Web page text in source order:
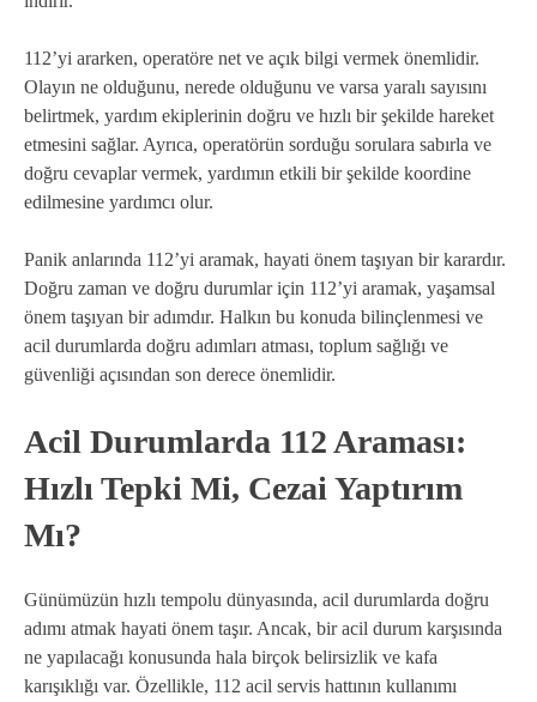
112’yi ararken, operatöre net ve açık bilgi vermek önemlidir.
Olayın ne olduğunu, nerede olduğunu ve varsa yaralı sayısını
belirtmek, yardım ekiplerinin doğru ve hızlı bir şekilde hareket
etmesini sağlar. Ayrıca, operatörün sorduğu sorulara sabırla ve
doğru cevaplar vermek, yardımın etkili bir şekilde koordine
edilmesine yardımcı olur.
Panik anlarında 112’yi aramak, hayati önem taşıyan bir karardır.
Doğru zaman ve doğru durumlar için 112’yi aramak, yaşamsal
önem taşıyan bir adımdır. Halkın bu konuda bilinçlenmesi ve
acil durumlarda doğru adımları atması, toplum sağlığı ve
güvenliği açısından son derece önemlidir.
Acil Durumlarda 112 Araması:
Hızlı Tepki Mi, Cezai Yaptırım
Mı?
Günümüzün hızlı tempolu dünyasında, acil durumlarda doğru
adımı atmak hayati önem taşır. Ancak, bir acil durum karşısında
ne yapılacağı konusunda hala birçok belirsizlik ve kafa
karışıklığı var. Özellikle, 112 acil servis hattının kullanımı